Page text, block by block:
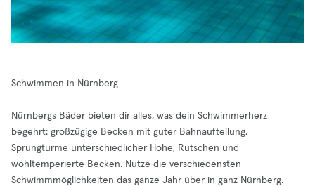
Schwimmen in Nürnberg
Nürnbergs Bäder bieten dir alles, was dein Schwimmerherz
begehrt: großzügige Becken mit guter Bahnaufteilung,
Sprungtürme unterschiedlicher Höhe, Rutschen und
wohltemperierte Becken. Nutze die verschiedensten
Schwimmmöglichkeiten das ganze Jahr über in ganz Nürnberg.